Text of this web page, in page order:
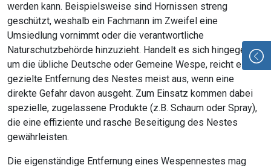
werden kann. Beispielsweise sind Hornissen streng
geschützt, weshalb ein Fachmann im Zweifel eine
Umsiedlung vornimmt oder die verantwortliche
Naturschutzbehörde hinzuzieht. Handelt es sich hingegen
um die übliche Deutsche oder Gemeine Wespe, reicht eine
gezielte Entfernung des Nestes meist aus, wenn eine
direkte Gefahr davon ausgeht. Zum Einsatz kommen dabei
spezielle, zugelassene Produkte (z.B. Schaum oder Spray),
die eine effiziente und rasche Beseitigung des Nestes
gewährleisten.
Die eigenständige Entfernung eines Wespennestes mag